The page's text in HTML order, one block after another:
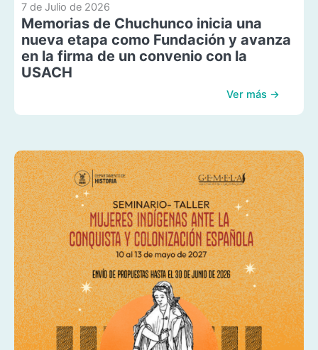
7 de Julio de 2026
Memorias de Chuchunco inicia una
nueva etapa como Fundación y avanza
en la firma de un convenio con la
USACH
Ver más →